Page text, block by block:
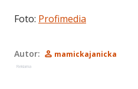
Foto: Profimedia
Autor: mamickajanicka
Reklama